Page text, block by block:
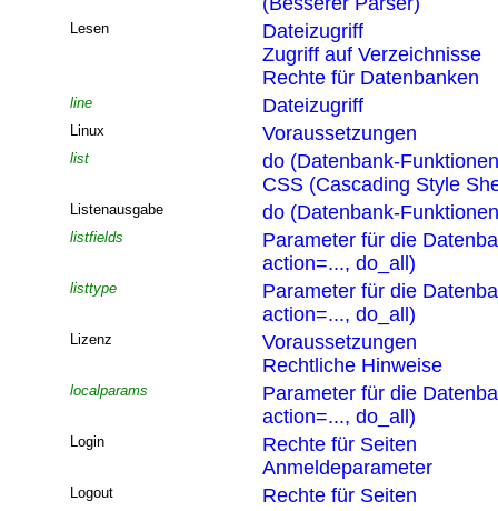
Lesen
Dateizugriff
Zugriff auf Verzeichnisse
Rechte für Datenbanken
line Dateizugriff
Linux Voraussetzungen
list
do (Datenbank-
CSS (Cascading Style
Listenausgabe do (Datenbank-
listfields
Parameter für die
action=..., do_all)
listtype
Parameter für die
action=..., do_all)
Lizenz
Voraussetzungen
Rechtliche Hinweise
localparams
Parameter für die
action=..., do_all)
Login
Rechte für Seiten
Anmeldeparameter
Logout Rechte für Seiten